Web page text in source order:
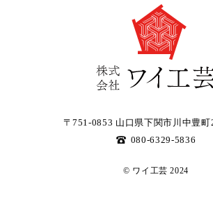
〒751-0853 山口県下関市川中豊町
080-6329-5836
© ワイ工芸 2024